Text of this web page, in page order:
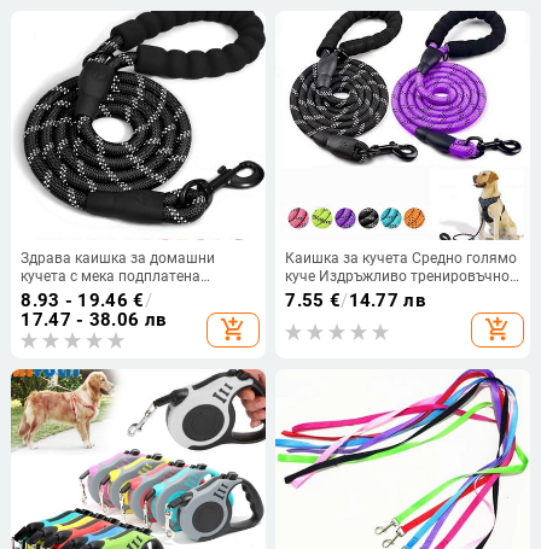
Здрава каишка за домашни
кучета с мека подплатена
дръжка, силно отразяващо въже
за нощни разходки, подходящо
за малки, средни и големи кучета
8.93 - 19.46 €/
17.47 - 38.06 лв
add_shopping_cart
Каишка за кучета Средно голямо
куче Издръжливо тренировъчно
въже за ходене Големи каишки за
кучета Светлоотразително силно
оловно въже за доберман
7.55 €/14.77 лв
add_shopping_cart